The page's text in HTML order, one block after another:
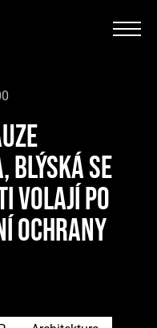
BLÝSKÁ SE
VOLAJÍ PO
OCHRANY